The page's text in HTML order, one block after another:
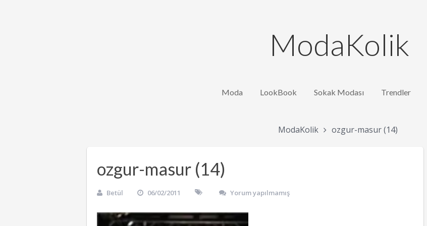
ModaKolik
Moda LookBook Sokak Modası Trendler
ModaKolik ozgur-masur (14)
ozgur-masur (14)
Betül 06/02/2011 Yorum yapılmamış